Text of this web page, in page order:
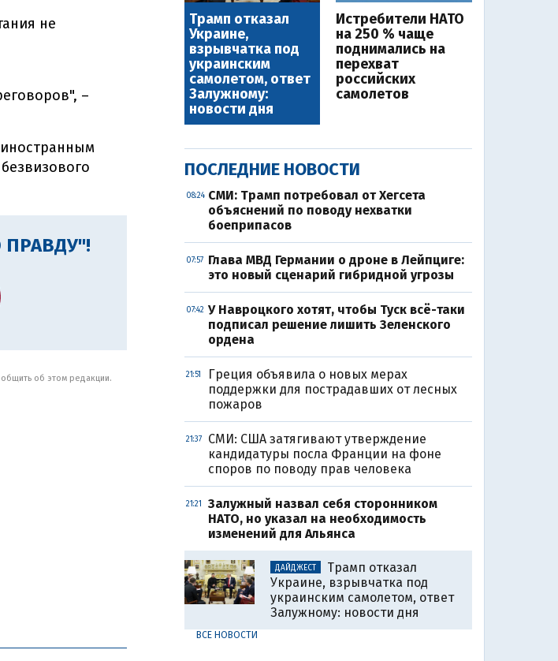
не
–
об этом редакции.
Трамп отказал
Украине,
взрывчатка под
украинским
самолетом, ответ
Залужному:
новости дня
Истребители НАТО
на 250 % чаще
поднимались на
перехват
российских
самолетов
ПОСЛЕДНИЕ НОВОСТИ
08:24 СМИ: Трамп потребовал от Хегсета
объяснений по поводу нехватки
боеприпасов
07:57
Глава МВД Германии о дроне в Лейпциге:
это новый сценарий гибридной угрозы
07:42 У Навроцкого хотят, чтобы Туск всё-таки
подписал решение лишить Зеленского
ордена
21:51
Греция объявила о новых мерах
поддержки для пострадавших от лесных
пожаров
21:37
СМИ: США затягивают утверждение
кандидатуры посла Франции на фоне
споров по поводу прав человека
21:21
Залужный назвал себя сторонником
НАТО, но указал на необходимость
изменений для Альянса
ДАЙДЖЕСТ
Трамп отказал
Украине, взрывчатка под
украинским самолетом, ответ
Залужному: новости дня
ВСЕ НОВОСТИ